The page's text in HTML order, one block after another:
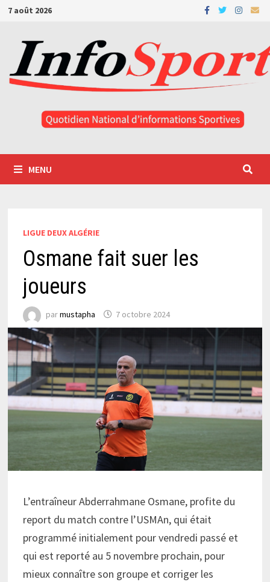
Passer
contenu
7 août 2026
MENU
LIGUE DEUX ALGÉRIE
Osmane fait suer les
joueurs
parmustapha 7 octobre 2024
L’entraîneur Abderrahmane Osmane, profite du
report du match contre l’USMAn, qui était
programmé initialement pour vendredi passé et
qui est reporté au 5 novembre prochain, pour
mieux connaître son groupe et corriger les